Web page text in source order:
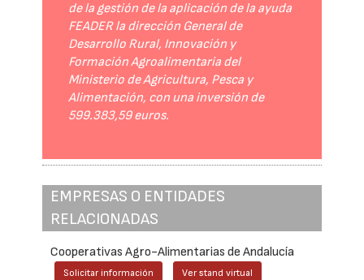
de la gestión de la aplicación de la ayuda
FEADER la dirección General de
Desarrollo Rural, Innovación y
Formación Agroalimentaria del
Ministerio de Agricultura, Pesca y
Alimentación, con una inversión de
599.383,59 euros.
EMPRESAS O ENTIDADES
RELACIONADAS
Cooperativas Agro-Alimentarias de Andalucía
Solicitar información Ver stand virtual